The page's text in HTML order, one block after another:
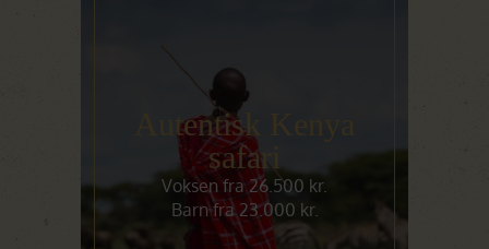
Autentisk Kenya
safari
Voksen fra 26.500 kr.
Barn fra 23.000 kr.